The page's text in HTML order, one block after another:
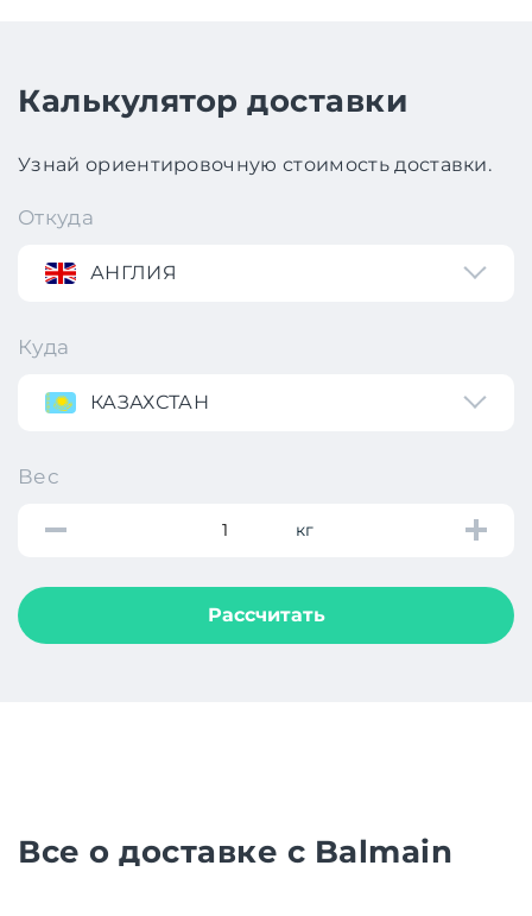
Калькулятор доставки
Узнай ориентировочную стоимость доставки.
Откуда
АНГЛИЯ
Куда
КАЗАХСТАН
Вес
кг
Рассчитать
Все о доставке с Balmain